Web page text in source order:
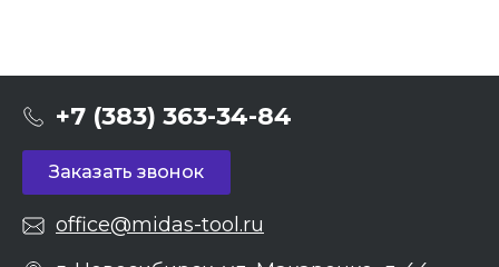
+7 (383) 363-34-84
Заказать звонок
office@midas-tool.ru